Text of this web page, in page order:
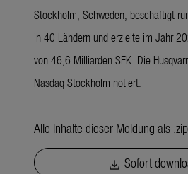
Stockholm, Schweden, beschäftigt
in 40 Ländern und erzielte im Jahr
von 46,6 Milliarden SEK. Die
Nasdaq Stockholm notiert.
Alle Inhalte dieser Meldung als
download Sofort